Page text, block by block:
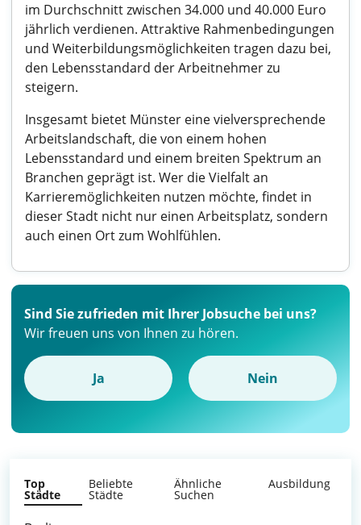
im Durchschnitt zwischen 34.000 und 40.000 Euro
jährlich verdienen. Attraktive Rahmenbedingungen
und Weiterbildungsmöglichkeiten tragen dazu bei,
den Lebensstandard der Arbeitnehmer zu
steigern.
Insgesamt bietet Münster eine vielversprechende
Arbeitslandschaft, die von einem hohen
Lebensstandard und einem breiten Spektrum an
Branchen geprägt ist. Wer die Vielfalt an
Karrieremöglichkeiten nutzen möchte, findet in
dieser Stadt nicht nur einen Arbeitsplatz, sondern
auch einen Ort zum Wohlfühlen.
Sind Sie zufrieden mit Ihrer Jobsuche bei uns?
Wir freuen uns von Ihnen zu hören.
Ja Nein
Top
Städte
Beliebte
Städte
Ähnliche
Suchen
Ausbildung